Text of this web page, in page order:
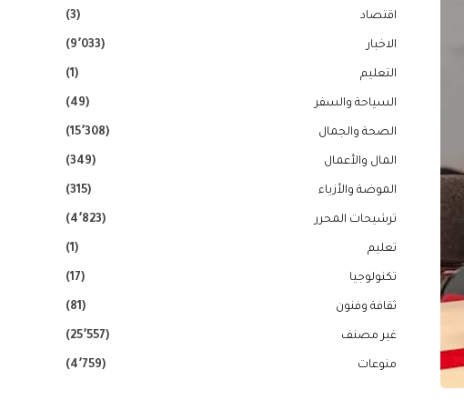
اقتصاد (3)
الاخبار (9٬033)
التعليم (1)
السياحة والسفر (49)
الصحة والجمال (15٬308)
المال والأعمال (349)
الموضة والأزياء (315)
ترشيحات المحرر (4٬823)
تعليم (1)
تكنولوجيا (17)
ثقافة وفنون (81)
غير مصنف (25٬557)
منوعات (4٬759)